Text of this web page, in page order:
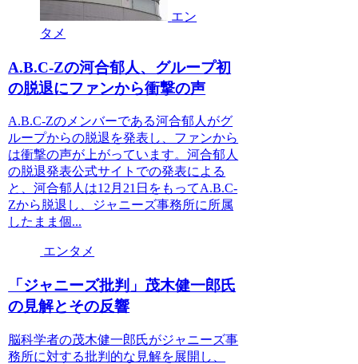
エン
タメ
A.B.C-Zの河合郁人、グループ初
の脱退にファンから衝撃の声
A.B.C-Zのメンバーである河合郁人がグ
ループからの脱退を発表し、ファンから
は衝撃の声が上がっています。河合郁人
の脱退発表公式サイトでの発表による
と、河合郁人は12月21日をもってA.B.C-
Zから脱退し、ジャニーズ事務所に所属
したまま個...
エンタメ
「ジャニーズ批判」茂木健一郎氏
の見解とその反響
脳科学者の茂木健一郎氏がジャニーズ事
務所に対する批判的な見解を展開し、